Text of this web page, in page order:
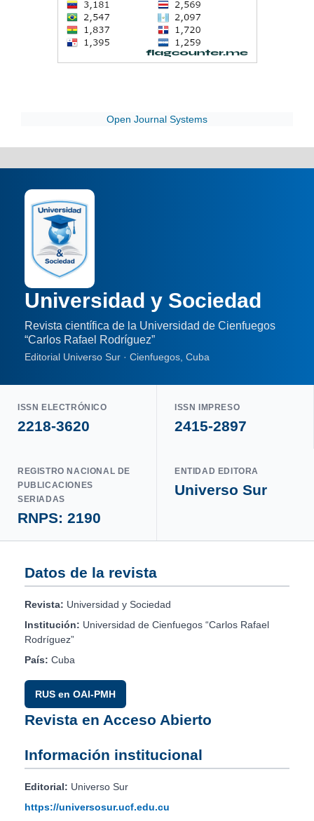
Open Journal Systems
Universidad y Sociedad
Revista científica de la Universidad de Cienfuegos
“Carlos Rafael Rodríguez”
Editorial Universo Sur · Cienfuegos, Cuba
ISSN ELECTRÓNICO
2218-3620
ISSN IMPRESO
2415-2897
REGISTRO NACIONAL DE
PUBLICACIONES
SERIADAS
RNPS: 2190
ENTIDAD EDITORA
Universo Sur
Datos de la revista
Revista: Universidad y Sociedad
Institución: Universidad de Cienfuegos “Carlos Rafael
Rodríguez”
País: Cuba
RUS en OAI-PMH
Revista en Acceso Abierto
Información institucional
Editorial: Universo Sur
https://universosur.ucf.edu.cu